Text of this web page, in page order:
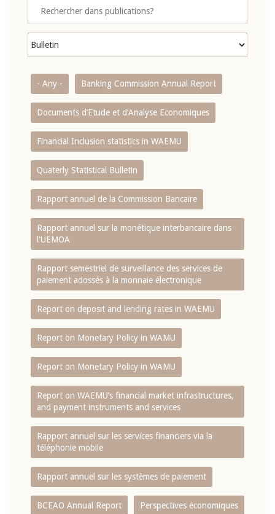
- Any - Banking Commission Annual Report
Documents d’Etude et d’Analyse Economiques
Financial Inclusion statistics in WAEMU
Quaterly Statistical Bulletin
Rapport annuel de la Commission Bancaire
Rapport annuel sur la monétique interbancaire dans
l'UEMOA
Rapport semestriel de surveillance des services de
paiement adossés à la monnaie électronique
Report on deposit and lending rates in WAEMU
Report on Monetary Policy in WAMU
Report on Monetary Policy in WAMU
Report on WAEMU’s financial market infrastructures,
and payment instruments and services
Rapport annuel sur les services financiers via la
téléphonie mobile
Rapport annuel sur les systèmes de paiement
BCEAO Annual Report Perspectives économiques